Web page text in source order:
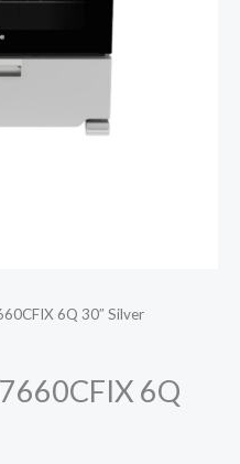
6Q 30″ Silver
6Q